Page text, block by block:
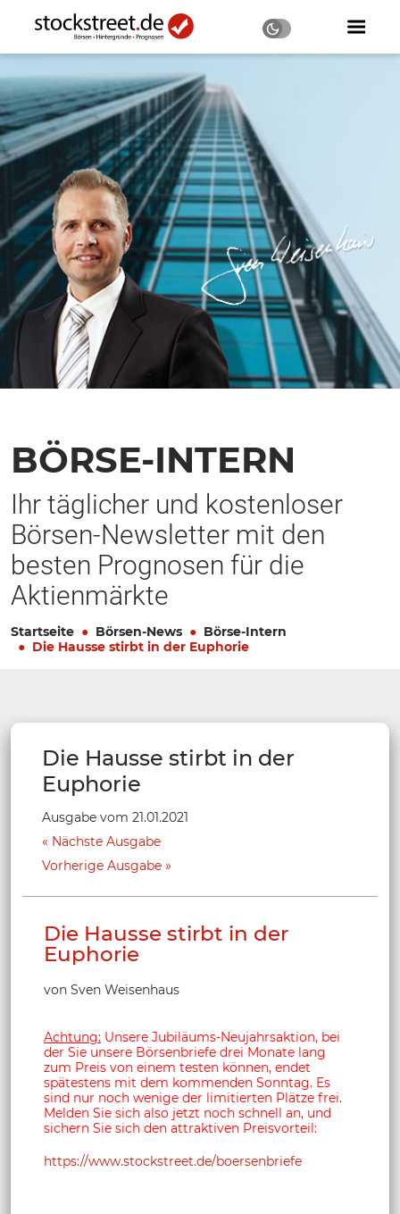
BÖRSE-INTERN
Ihr täglicher und kostenloser
Börsen-Newsletter mit den
besten Prognosen für die
Aktienmärkte
Startseite Börsen-News
Börse-Intern
Die Hausse stirbt in der Euphorie
Die Hausse stirbt in der
Euphorie
Ausgabe vom 21.01.2021
Nächste Ausgabe
Vorherige Ausgabe
Die Hausse stirbt in der
Euphorie
von Sven Weisenhaus
Achtung: Unsere Jubiläums-Neujahrsaktion, bei
der Sie unsere Börsenbriefe drei Monate lang
zum Preis von einem testen können, endet
spätestens mit dem kommenden Sonntag. Es
sind nur noch wenige der limitierten Plätze frei.
Melden Sie sich also jetzt noch schnell an, und
sichern Sie sich den attraktiven Preisvorteil:
https://www.stockstreet.de/boersenbriefe